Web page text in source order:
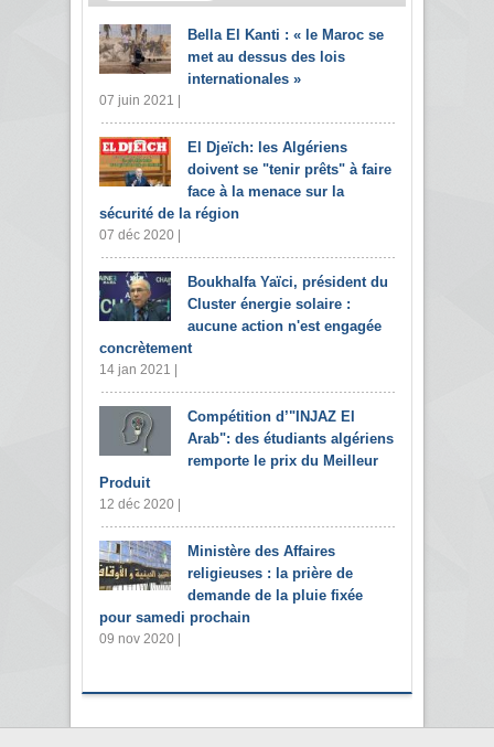
Bella El Kanti : « le Maroc se
met au dessus des lois
internationales »
07 juin 2021 |
El Djeïch: les Algériens
doivent se "tenir prêts" à faire
face à la menace sur la
sécurité de la région
07 déc 2020 |
Boukhalfa Yaïci, président du
Cluster énergie solaire :
aucune action n'est engagée
concrètement
14 jan 2021 |
Compétition d’"INJAZ El
Arab": des étudiants algériens
remporte le prix du Meilleur
Produit
12 déc 2020 |
Ministère des Affaires
religieuses : la prière de
demande de la pluie fixée
pour samedi prochain
09 nov 2020 |